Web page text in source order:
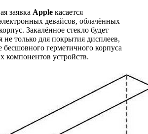
заявка Apple касается
девайсов, облачённых
Закалённое стекло будет
не только для покрытия дисплеев,
бесшовного герметичного корпуса
компонентов устройств.